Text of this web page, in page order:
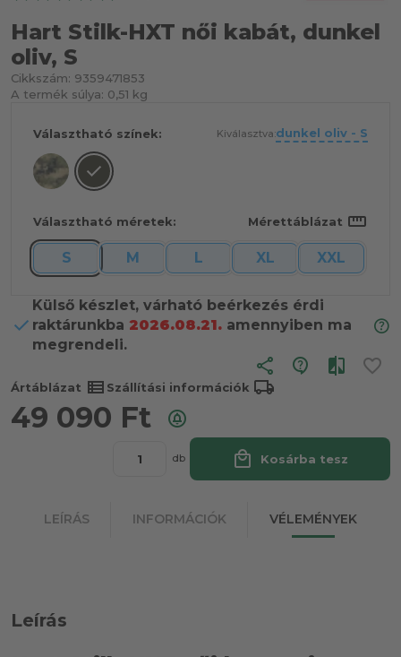
Hart Stilk-HXT női kabát, dunkel
oliv, S
Cikkszám: 9359471853
A termék súlya: 0,51 kg
Választható színek: Kiválasztva:dunkel oliv - S
Választható méretek: Mérettáblázat straighten
S M L XL XXL
Külső készlet, várható beérkezés érdi
raktárunkba 2026.08.21. amennyiben ma
megrendeli.
share
Ártáblázat view_list Szállítási információk local_shipping
49 090 Ft
db local_mall Kosárba tesz
LEÍRÁS INFORMÁCIÓK VÉLEMÉNYEK
Leírás